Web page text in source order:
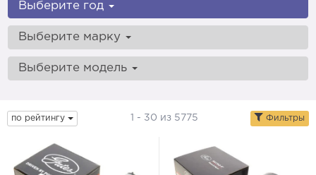
Выберите год
Выберите марку
Выберите модель
по рейтингу 1 - 30 из 5775 Фильтры